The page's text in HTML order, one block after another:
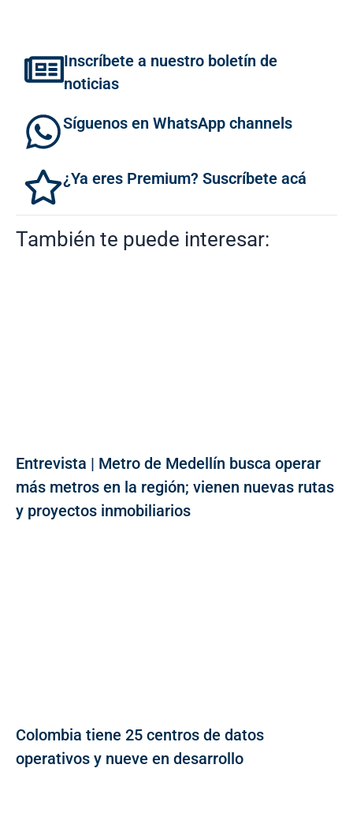
Inscríbete a nuestro boletín de
noticias
Síguenos en WhatsApp channels
¿Ya eres Premium? Suscríbete acá
También te puede interesar:
Entrevista | Metro de Medellín busca operar
más metros en la región; vienen nuevas rutas
y proyectos inmobiliarios
Colombia tiene 25 centros de datos
operativos y nueve en desarrollo